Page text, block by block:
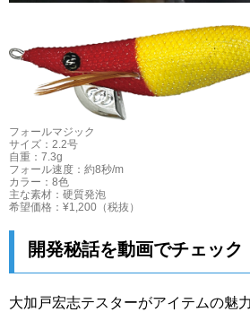
フォールマジック
サイズ：2.2号
自重：7.3g
フォール速度：約8秒/m
カラー：8色
主な素材：硬質発泡
希望価格：¥1,200（税抜）
開発秘話を動画でチェック
大加戸宏志テスターがアイテムの魅